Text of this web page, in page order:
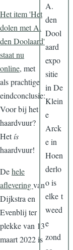
Het item 'Het
dolen met A.
den Doolaard'
staat nu
online, met
als prachtige
eindconclusie:
Voor bij het
haardvuur?
Hetís
haardvuur!
Dehele
afleveringvan
Dijkstra en
Evenblij ter
plekke van 13
maart 2022 is
A.
den
Dool
aard
expo
sitie
in De
Klein
e
Arck
e in
Hoen
derlo
o is
elke t
weed
e
zond